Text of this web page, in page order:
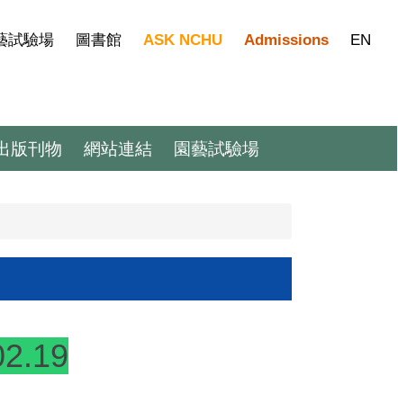
試驗場 圖書館 ASK NCHU Admissions EN
版刊物 網站連結 園藝試驗場